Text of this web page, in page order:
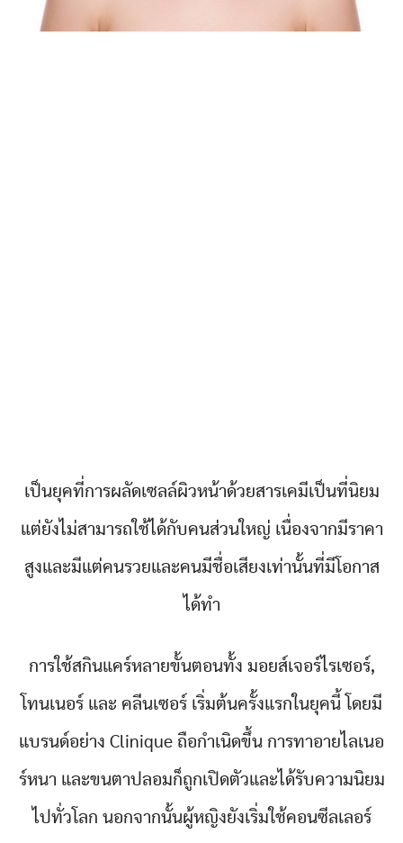
เป็นยุคที่การผลัดเซลล์ผิวหน้าด้วยสารเคมีเป็นที่นิยม
แต่ยังไม่สามารถใช้ได้กับคนส่วนใหญ่ เนื่องจากมีราคา
สูงและมีแต่คนรวยและคนมีชื่อเสียงเท่านั้นที่มีโอกาส
ได้ทำ
การใช้สกินแคร์หลายขั้นตอนทั้ง มอยส์เจอร์ไรเซอร์,
โทนเนอร์ และ คลีนเซอร์ เริ่มต้นครั้งแรกในยุคนี้ โดยมี
แบรนด์อย่าง Clinique ถือกำเนิดขึ้น การทาอายไลเนอ
ร์หนา และขนตาปลอมก็ถูกเปิดตัวและได้รับความนิยม
ไปทั่วโลก นอกจากนั้นผู้หญิงยังเริ่มใช้คอนซีลเลอร์